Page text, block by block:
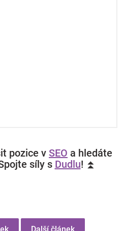
pozice v SEO a hledáte
síly s Dudlu! ⏫